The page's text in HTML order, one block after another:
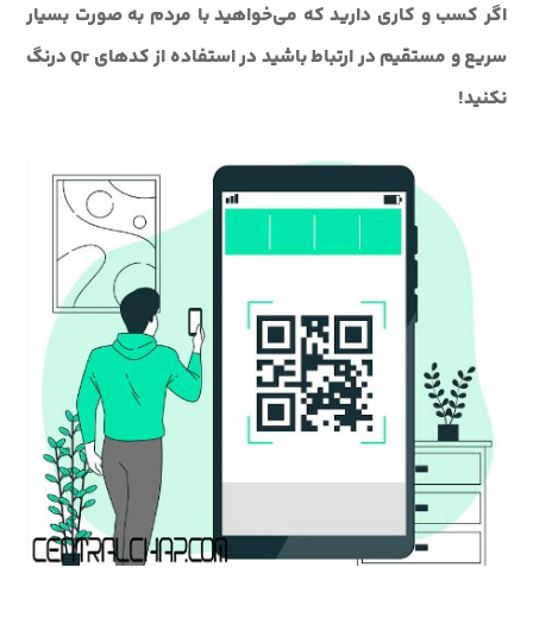
اگر کسب و کاری دارید که می‌خواهید با مردم به صورت بسیار
سریع و مستقیم در ارتباط باشید در استفاده از کدهای Qr درنگ
نکنید!